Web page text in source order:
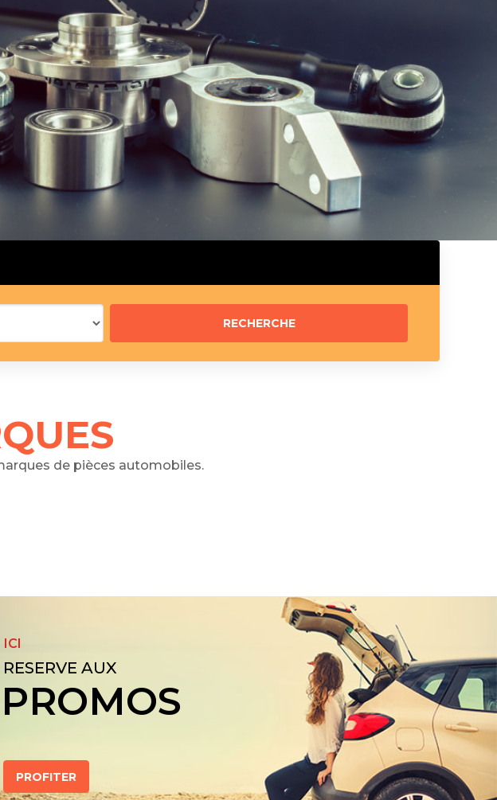
Silencieux arrière
Silencieux central
Butée élastique de silencieux
Raccord de tuyau d’échappement
de pièces automobiles.
ICI
RESERVE AUX
PROMOS
PROFITER